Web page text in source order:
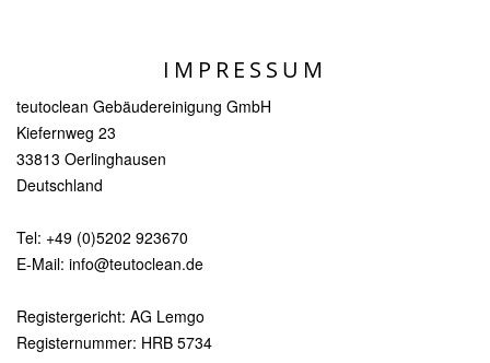
IMPRESSUM
teutoclean Gebäudereinigung GmbH
Kiefernweg 23
33813 Oerlinghausen
Deutschland
Tel: +49 (0)5202 923670
E-Mail: info@teutoclean.de
Registergericht: AG Lemgo
Registernummer: HRB 5734